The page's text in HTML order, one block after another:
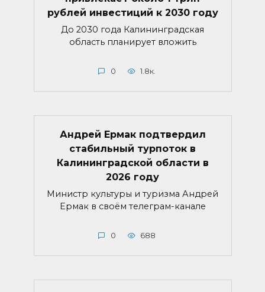
рублей инвестиций к 2030 году
До 2030 года Калининградская
область планирует вложить
0 1.8к.
Андрей Ермак подтвердил
стабильный турпоток в
Калининградской области в
2026 году
Министр культуры и туризма Андрей
Ермак в своём телеграм-канале
0 688